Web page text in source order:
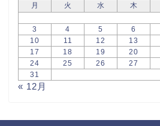
月
火 水 木
3
4 5 6
10
11 12 13
17
18 19 20
24
25 26 27
31
« 12月